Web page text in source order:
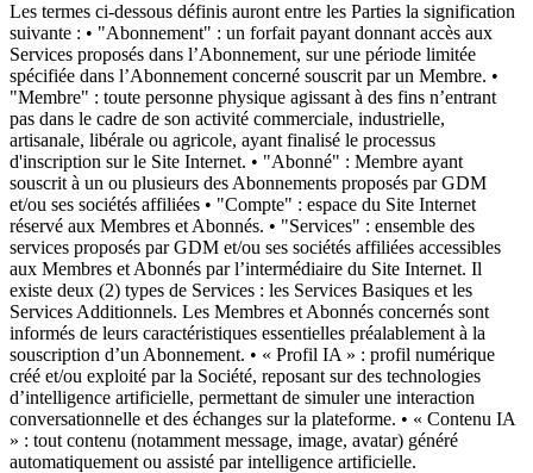
Les termes ci-dessous définis auront entre les Parties la signification
suivante : • "Abonnement" : un forfait payant donnant accès aux
Services proposés dans l’Abonnement, sur une période limitée
spécifiée dans l’Abonnement concerné souscrit par un Membre. •
"Membre" : toute personne physique agissant à des fins n’entrant
pas dans le cadre de son activité commerciale, industrielle,
artisanale, libérale ou agricole, ayant finalisé le processus
d'inscription sur le Site Internet. • "Abonné" : Membre ayant
souscrit à un ou plusieurs des Abonnements proposés par GDM
et/ou ses sociétés affiliées • "Compte" : espace du Site Internet
réservé aux Membres et Abonnés. • "Services" : ensemble des
services proposés par GDM et/ou ses sociétés affiliées accessibles
aux Membres et Abonnés par l’intermédiaire du Site Internet. Il
existe deux (2) types de Services : les Services Basiques et les
Services Additionnels. Les Membres et Abonnés concernés sont
informés de leurs caractéristiques essentielles préalablement à la
souscription d’un Abonnement. • « Profil IA » : profil numérique
créé et/ou exploité par la Société, reposant sur des technologies
d’intelligence artificielle, permettant de simuler une interaction
conversationnelle et des échanges sur la plateforme. • « Contenu IA
» : tout contenu (notamment message, image, avatar) généré
automatiquement ou assisté par intelligence artificielle.